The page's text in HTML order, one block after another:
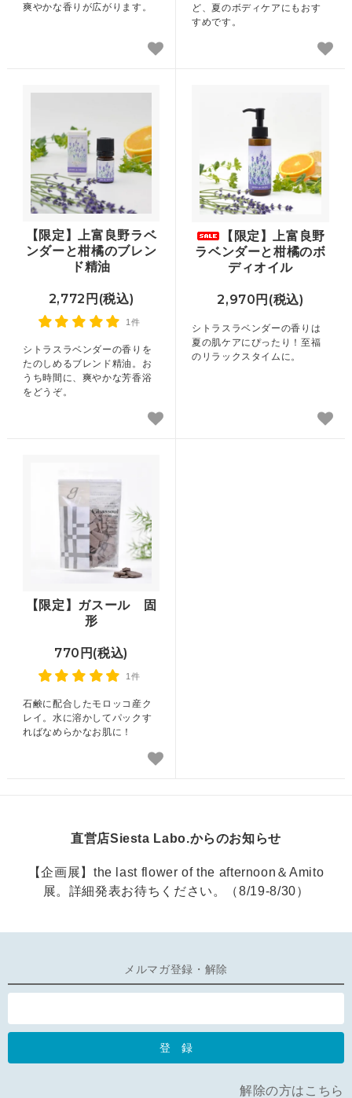
爽やかな香りが広がります。
ど、夏のボディケアにもおす
すめです。
【限定】上富良野ラベ
ンダーと柑橘のブレン
ド精油
2,772円(税込)
1件
シトラスラベンダーの香りを
たのしめるブレンド精油。お
うち時間に、爽やかな芳香浴
をどうぞ。
【限定】上富良野
ラベンダーと柑橘のボ
ディオイル
2,970円(税込)
シトラスラベンダーの香りは
夏の肌ケアにぴったり！至福
のリラックスタイムに。
【限定】ガスール 固
形
770円(税込)
1件
石鹸に配合したモロッコ産ク
レイ。水に溶かしてパックす
ればなめらかなお肌に！
直営店Siesta Labo.からのお知らせ
【企画展】the last flower of the afternoon＆Amito
展。詳細発表お待ちください。（8/19-8/30）
メルマガ登録・解除
解除の方はこちら